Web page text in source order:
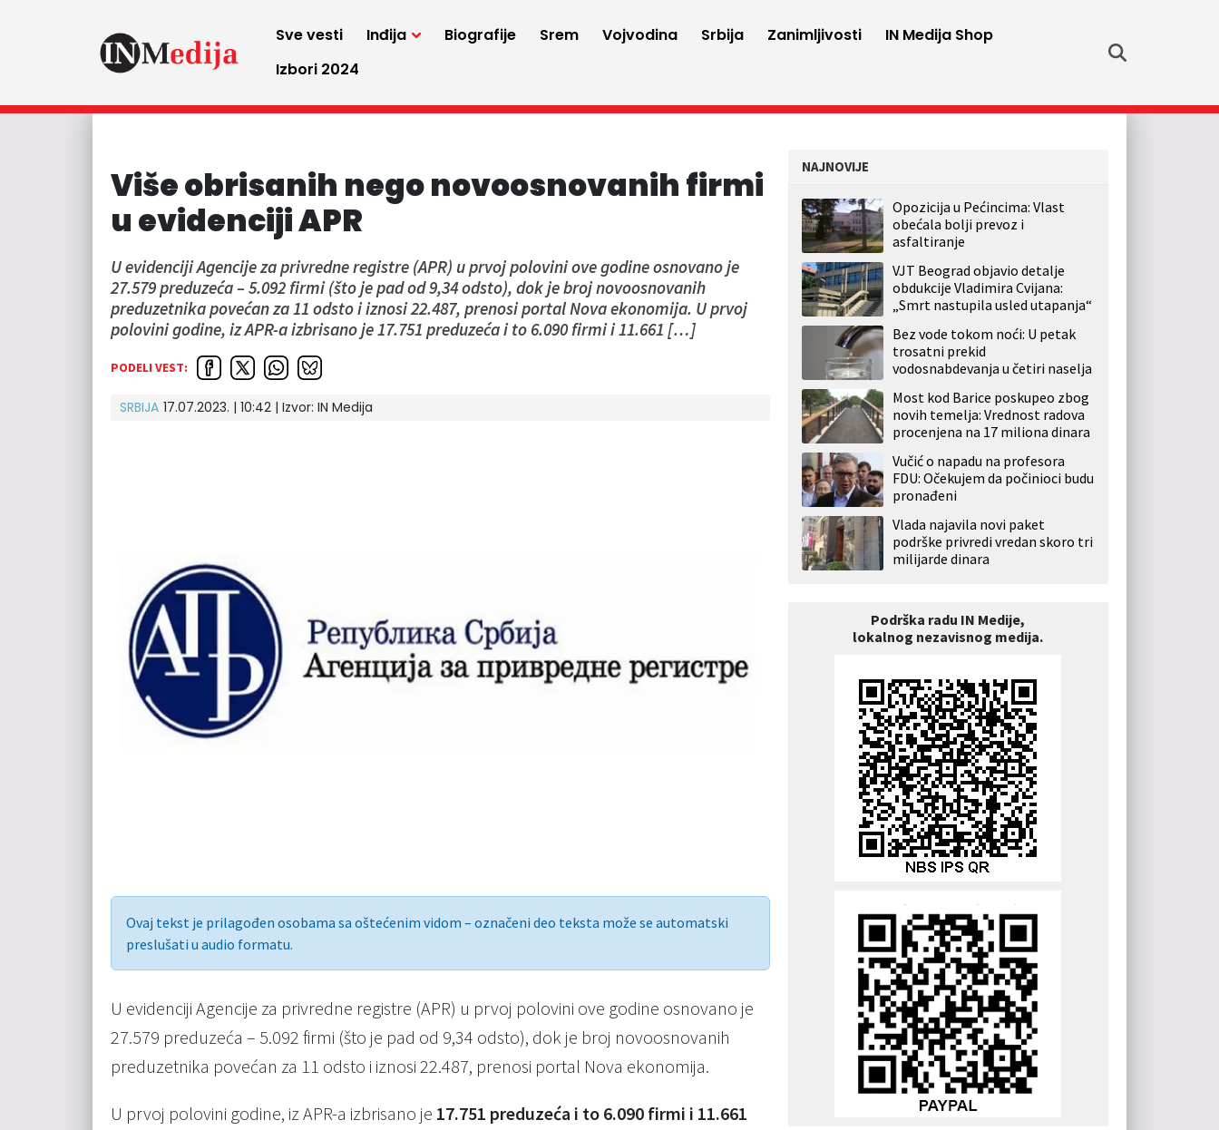
Sve vesti Inđija Biografije Srem Vojvodina Srbija Zanimljivosti
IN Medija Shop
Izbori 2024
Više obrisanih nego novoosnovanih firmi
u evidenciji APR
U evidenciji Agencije za privredne registre (APR) u prvoj polovini ove godine osnovano je
27.579 preduzeća – 5.092 firmi (što je pad od 9,34 odsto), dok je broj novoosnovanih
preduzetnika povećan za 11 odsto i iznosi 22.487, prenosi portal Nova ekonomija. U prvoj
polovini godine, iz APR-a izbrisano je 17.751 preduzeća i to 6.090 firmi i 11.661 […]
PODELI VEST:
SRBIJA 17.07.2023. | 10:42 | Izvor: IN Medija
Ovaj tekst je prilagođen osobama sa oštećenim vidom – označeni deo teksta može se automatski
preslušati u audio formatu.
U evidenciji Agencije za privredne registre (APR) u prvoj polovini ove godine osnovano je
27.579 preduzeća – 5.092 firmi (što je pad od 9,34 odsto), dok je broj novoosnovanih
preduzetnika povećan za 11 odsto i iznosi 22.487, prenosi portal Nova ekonomija.
U prvoj polovini godine, iz APR-a izbrisano je 17.751 preduzeća i to 6.090 firmi i 11.661
NAJNOVIJE
Opozicija u Pećincima: Vlast
obećala bolji prevoz i
asfaltiranje
VJT Beograd objavio detalje
obdukcije Vladimira Cvijana:
„Smrt nastupila usled utapanja“
Bez vode tokom noći: U petak
trosatni prekid
vodosnabdevanja u četiri naselja
Most kod Barice poskupeo zbog
novih temelja: Vrednost radova
procenjena na 17 miliona dinara
Vučić o napadu na profesora
FDU: Očekujem da počinioci budu
pronađeni
Vlada najavila novi paket
podrške privredi vredan skoro tri
milijarde dinara
Podrška radu IN Medije,
lokalnog nezavisnog medija.